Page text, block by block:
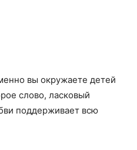
вы окружаете детей
слово, ласковый
поддерживает всю